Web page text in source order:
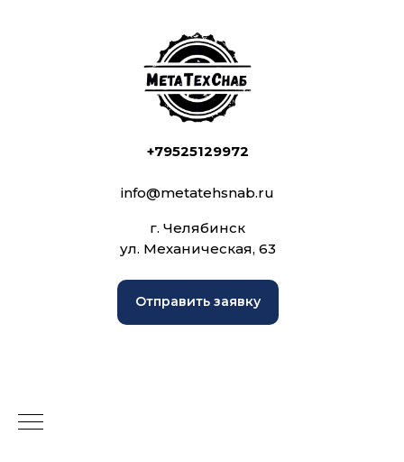
+79525129972
info@metatehsnab.ru
г. Челябинск
ул. Механическая, 63
Отправить заявку